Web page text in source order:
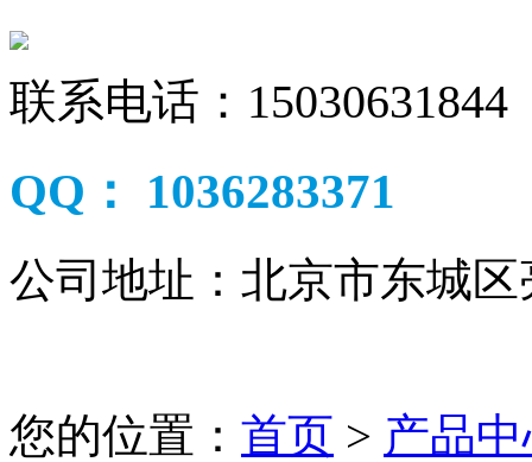
联系电话： 15030631844
QQ： 1036283371
公司地址：北京市东城区
您的位置： 首页 > 产品